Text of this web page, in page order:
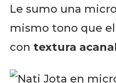
Le sumo una
mismo tono que
con textura